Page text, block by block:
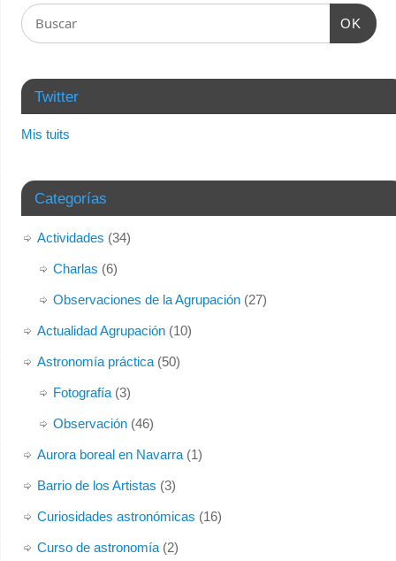
nueva)
OK
Twitter
Mis tuits
Categorías
Actividades (34)
Charlas (6)
Observaciones de la Agrupación(27)
Actualidad Agrupación(10)
Astronomía práctica(50)
Fotografía(3)
Observación(46)
Aurora boreal en Navarra(1)
Barrio de los Artistas (3)
Curiosidades astronómicas (16)
Curso de astronomía(2)